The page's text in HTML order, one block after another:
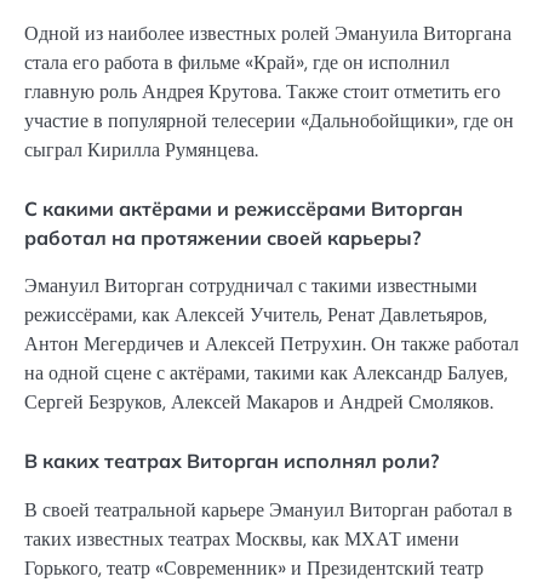
Одной из наиболее известных ролей Эмануила Виторгана
стала его работа в фильме «Край», где он исполнил
главную роль Андрея Крутова. Также стоит отметить его
участие в популярной телесерии «Дальнобойщики», где он
сыграл Кирилла Румянцева.
С какими актёрами и режиссёрами Виторган
работал на протяжении своей карьеры?
Эмануил Виторган сотрудничал с такими известными
режиссёрами, как Алексей Учитель, Ренат Давлетьяров,
Антон Мегердичев и Алексей Петрухин. Он также работал
на одной сцене с актёрами, такими как Александр Балуев,
Сергей Безруков, Алексей Макаров и Андрей Смоляков.
В каких театрах Виторган исполнял роли?
В своей театральной карьере Эмануил Виторган работал в
таких известных театрах Москвы, как МХАТ имени
Горького, театр «Современник» и Президентский театр